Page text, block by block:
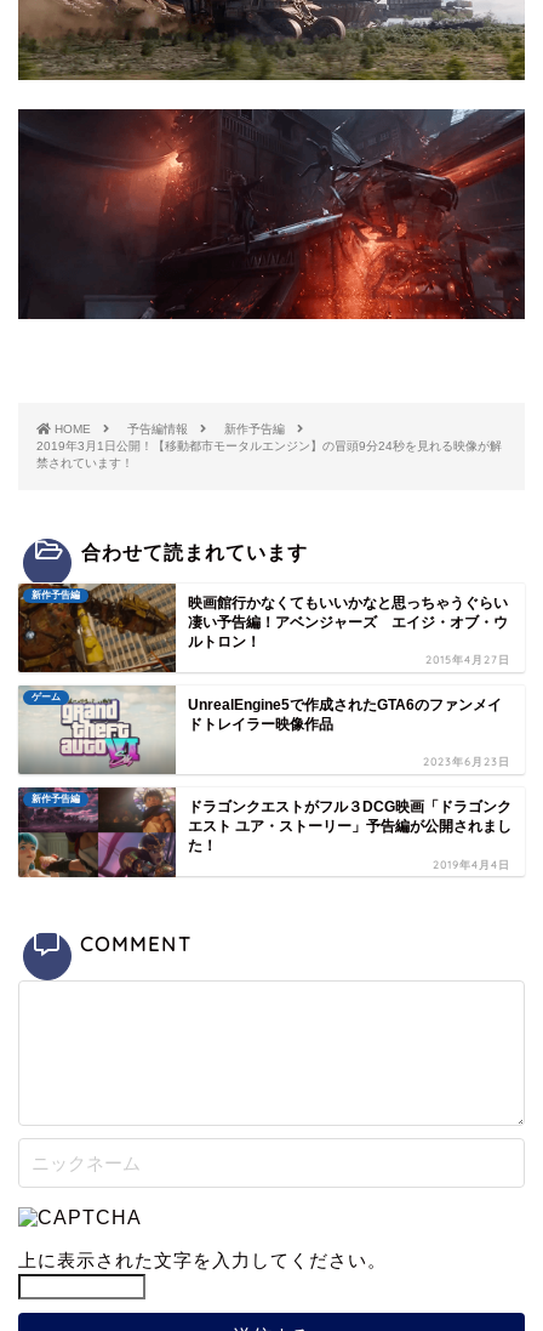
HOME 予告編情報
新作予告編
2019年3月1日公開！【移動都市モータルエンジン】の冒頭9分24秒を見れる映像が解
禁されています！
合わせて読まれています
新作予告編
映画館行かなくてもいいかなと思っちゃうぐらい
凄い予告編！アベンジャーズ エイジ・オブ・ウ
ルトロン！
2015年4月27日
ゲーム
UnrealEngine5で作成されたGTA6のファンメイ
ドトレイラー映像作品
2023年6月23日
新作予告編
ドラゴンクエストがフル３DCG映画「ドラゴンク
エスト ユア・ストーリー」予告編が公開されまし
た！
2019年4月4日
COMMENT
上に表示された文字を入力してください。